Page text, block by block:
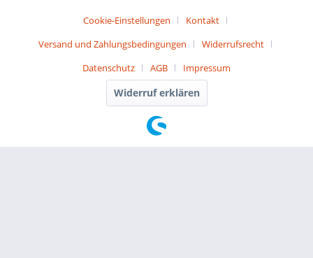
Cookie-Einstellungen
Kontakt
Versand und Zahlungsbedingungen
Widerrufsrecht
Datenschutz
AGB Impressum
Widerruf erklären